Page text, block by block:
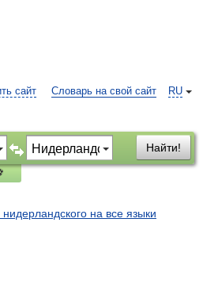
RU
сайт Словарь на свой сайт
Найти!
нидерландского на все языки